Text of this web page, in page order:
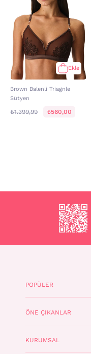
Ekle
Brown Balenli Triagnle
Sütyen
₺1.399,99 ₺560,00
POPÜLER
ÖNE ÇIKANLAR
KURUMSAL